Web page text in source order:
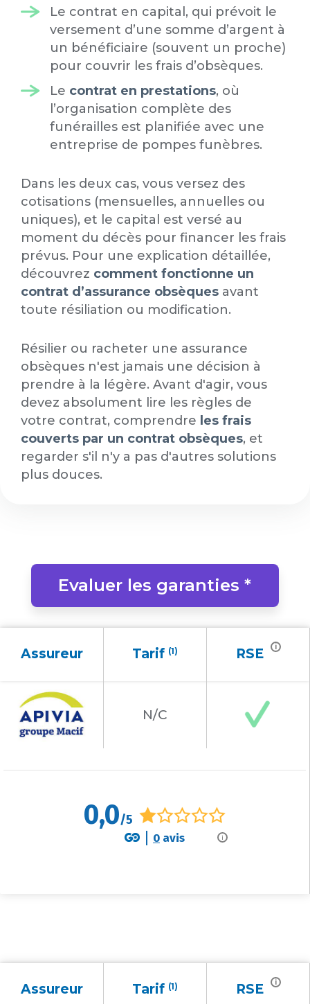
Le contrat en capital, qui prévoit le
versement d’une somme d’argent à
un bénéficiaire (souvent un proche)
pour couvrir les frais d’obsèques.
Le contrat en prestations, où
l’organisation complète des
funérailles est planifiée avec une
entreprise de pompes funèbres.
Dans les deux cas, vous versez des
cotisations (mensuelles, annuelles ou
uniques), et le capital est versé au
moment du décès pour financer les frais
prévus. Pour une explication détaillée,
découvrez comment fonctionne un
contrat d’assurance obsèques avant
toute résiliation ou modification.
Résilier ou racheter une assurance
obsèques n'est jamais une décision à
prendre à la légère. Avant d'agir, vous
devez absolument lire les règles de
votre contrat, comprendre les frais
couverts par un contrat obsèques, et
regarder s'il n'y a pas d'autres solutions
plus douces.
Evaluer les garanties *
Assureur Tarif (1) RSE i
N/C
i
0,0/5
0 avis
Assureur Tarif (1) RSE i